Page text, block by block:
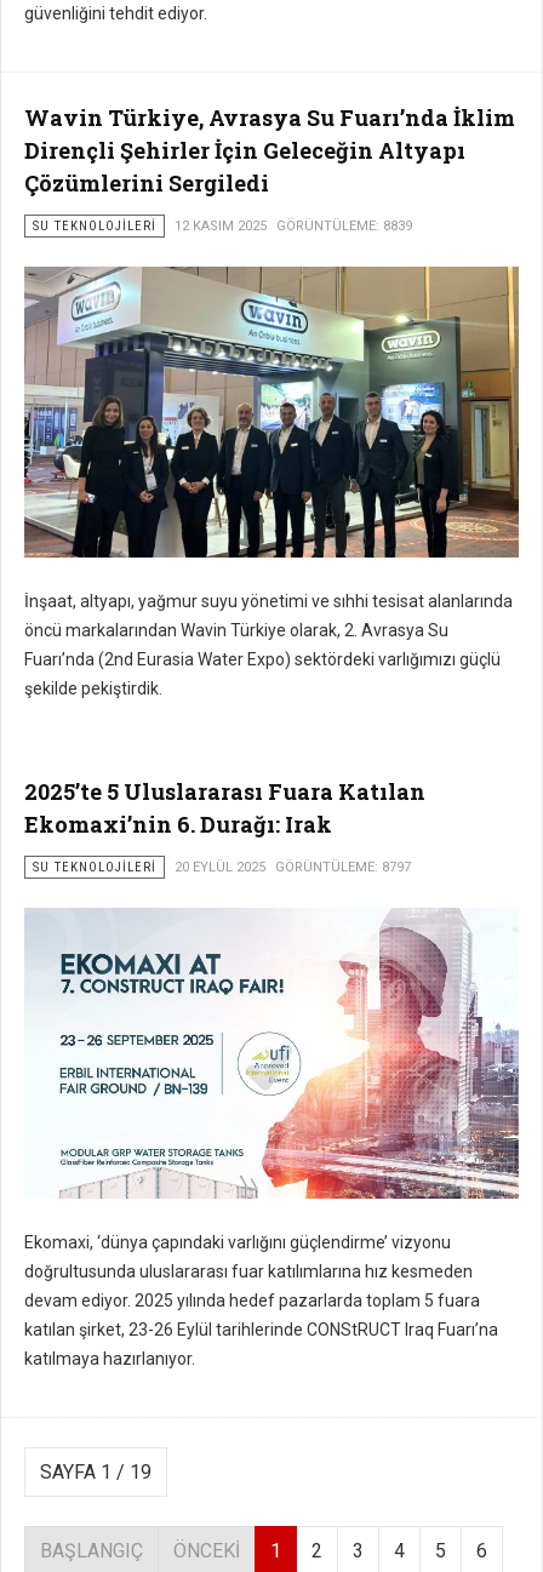
güvenliğini tehdit ediyor.
Wavin Türkiye, Avrasya Su Fuarı’nda İklim
Dirençli Şehirler İçin Geleceğin Altyapı
Çözümlerini Sergiledi
SU TEKNOLOJILERI 12 KASIM 2025 GÖRÜNTÜLEME: 8839
İnşaat, altyapı, yağmur suyu yönetimi ve sıhhi tesisat alanlarında
öncü markalarından Wavin Türkiye olarak, 2. Avrasya Su
Fuarı’nda (2nd Eurasia Water Expo) sektördeki varlığımızı güçlü
şekilde pekiştirdik.
2025’te 5 Uluslararası Fuara Katılan
Ekomaxi’nin 6. Durağı: Irak
SU TEKNOLOJILERI 20 EYLÜL 2025 GÖRÜNTÜLEME: 8797
Ekomaxi, ‘dünya çapındaki varlığını güçlendirme’ vizyonu
doğrultusunda uluslararası fuar katılımlarına hız kesmeden
devam ediyor. 2025 yılında hedef pazarlarda toplam 5 fuara
katılan şirket, 23-26 Eylül tarihlerinde CONStRUCT Iraq Fuarı’na
katılmaya hazırlanıyor.
SAYFA 1 / 19
BAŞLANGIÇ ÖNCEKI 1 2 3 4 5 6